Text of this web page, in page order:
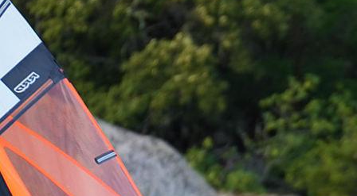
HOME
WINDSURF
WINGFOIL
PADDLE
CANOA
FUNBOAT
STAGES